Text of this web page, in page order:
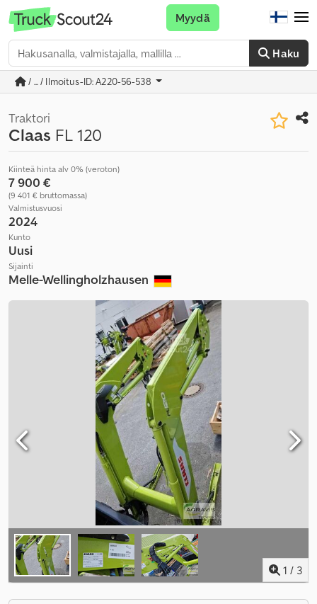
Haku
Myydä
/ ... / Ilmoitus-ID: A220-56-538
Traktori
Claas FL 120
Kiinteä hinta alv 0% (veroton)
7 900 €
(9 401 € bruttomassa)
Valmistusvuosi
2024
Kunto
Uusi
Sijainti
Melle-Wellingholzhausen
1 / 3